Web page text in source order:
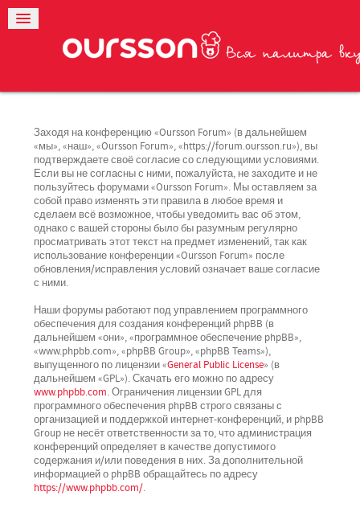
Заходя на конференцию «Oursson Forum» (в дальнейшем
«мы», «наш», «Oursson Forum», «https://forum.oursson.ru»), вы
подтверждаете своё согласие со следующими условиями.
Если вы не согласны с ними, пожалуйста, не заходите и не
пользуйтесь форумами «Oursson Forum». Мы оставляем за
собой право изменять эти правила в любое время и
сделаем всё возможное, чтобы уведомить вас об этом,
однако с вашей стороны было бы разумным регулярно
просматривать этот текст на предмет изменений, так как
использование конференции «Oursson Forum» после
обновления/исправления условий означает ваше согласие
с ними.
Наши форумы работают под управлением программного
обеспечения для создания конференций phpBB (в
дальнейшем «они», «программное обеспечение phpBB»,
«www.phpbb.com», «phpBB Group», «phpBB Teams»),
выпущенного по лицензии «General Public License» (в
дальнейшем «GPL»). Скачать его можно по адресу
www.phpbb.com. Ограничения лицензии GPL для
программного обеспечения phpBB строго связаны с
организацией и поддержкой интернет-конференций, и phpBB
Group не несёт ответственности за то, что администрация
конференций определяет в качестве допустимого
содержания и/или поведения в них. За дополнительной
информацией о phpBB обращайтесь по адресу
https://www.phpbb.com/.